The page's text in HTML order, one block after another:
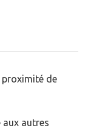
proximité de
aux autres